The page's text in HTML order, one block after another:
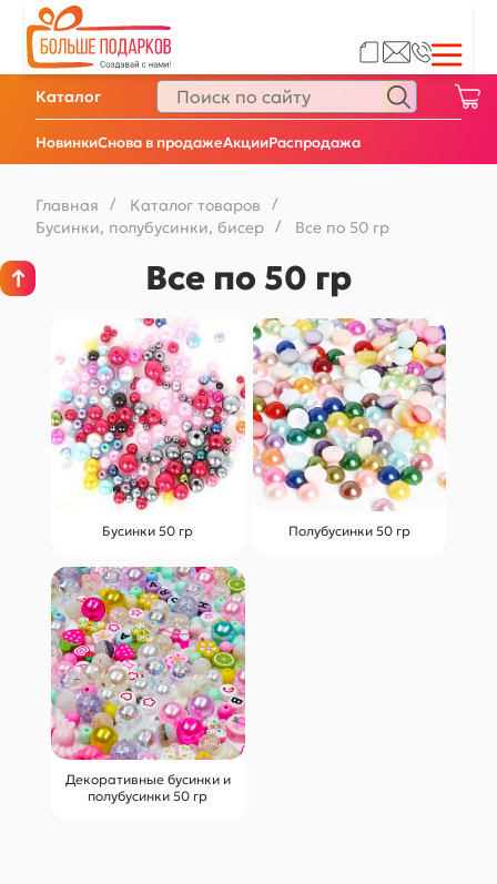
НовинкиСнова в продажеАкцииРаспродажа
Каталог
Главная / Каталог товаров /
Бусинки, полубусинки, бисер / Все по 50 гр
Все по 50 гр
Бусинки 50 гр Полубусинки 50 гр
Декоративные бусинки и
полубусинки 50 гр